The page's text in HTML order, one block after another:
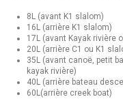
8L (avant K1 slalom)
16L (arrière K1 slalom)
17L (avant Kayak rivière
20L (arrière C1 ou K1
35L (avant canoë, petit
kayak rivière)
40L (arrière bateau
60L(arrière creek boat)